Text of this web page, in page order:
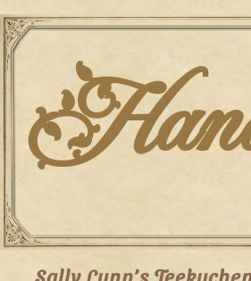
Skip
to
content
Sally Lunn’s